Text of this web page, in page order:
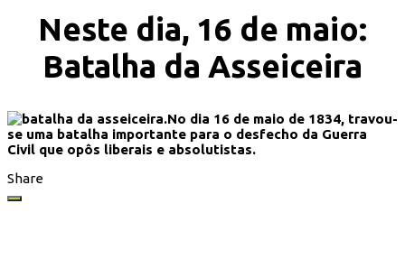
Neste dia, 16 de maio:
Batalha da Asseiceira
No dia 16 de maio de 1834, travou-
se uma batalha importante para o desfecho da Guerra
Civil que opôs liberais e absolutistas.
Share